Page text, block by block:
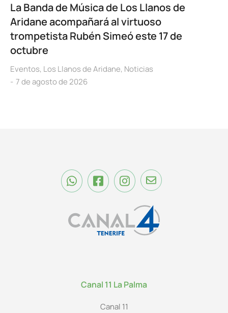
La Banda de Música de Los Llanos de
Aridane acompañará al virtuoso
trompetista Rubén Simeó este 17 de
octubre
Eventos, Los Llanos de Aridane, Noticias
7 de agosto de 2026
Canal 11 La Palma
Canal 11